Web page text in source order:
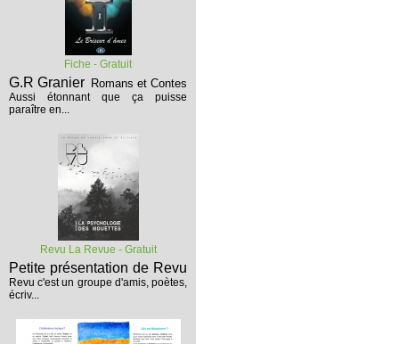
Fiche - Gratuit
G.R Granier Romans et Contes
Aussi étonnant que ça puisse
paraître en...
Revu La Revue - Gratuit
Petite présentation de Revu
Revu c'est un groupe d'amis, poètes,
écriv...